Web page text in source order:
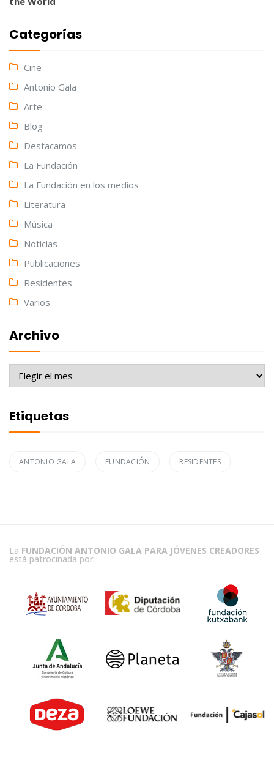
Categorías
Cine
Antonio Gala
Arte
Blog
Destacamos
La Fundación
La Fundación en los medios
Literatura
Música
Noticias
Publicaciones
Residentes
Varios
Archivo
Archivo
Etiquetas
ANTONIO GALA FUNDACIÓN RESIDENTES
La FUNDACIÓN ANTONIO GALA PARA JÓVENES CREADORES
está patrocinada por: